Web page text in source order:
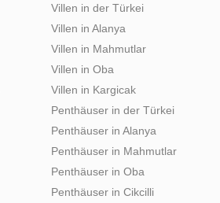
Villen in der Türkei
Villen in Alanya
Villen in Mahmutlar
Villen in Oba
Villen in Kargicak
Penthäuser in der Türkei
Penthäuser in Alanya
Penthäuser in Mahmutlar
Penthäuser in Oba
Penthäuser in Cikcilli